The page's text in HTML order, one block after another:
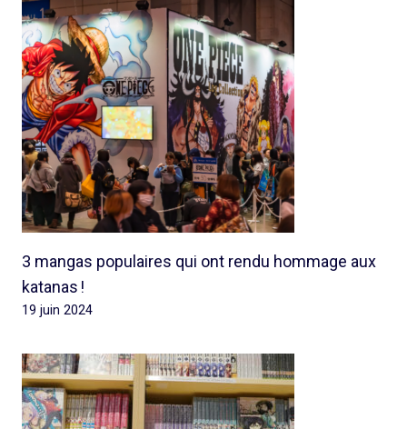
3 mangas populaires qui ont rendu hommage aux
katanas !
19 juin 2024